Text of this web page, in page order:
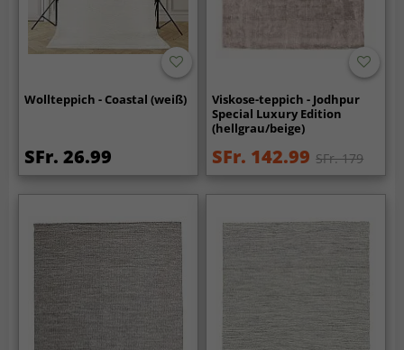
Wollteppich - Coastal (weiß)
SFr. 26.99
Viskose-teppich - Jodhpur
Special Luxury Edition
(hellgrau/beige)
SFr. 142.99 SFr. 179